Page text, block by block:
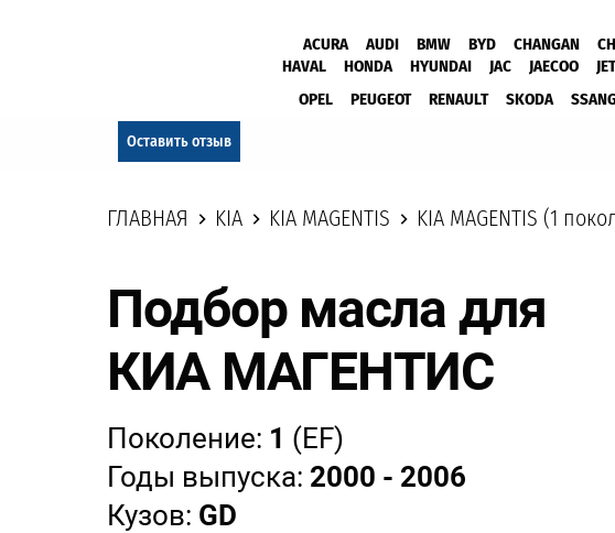
ACURA AUDI BMW BYD CHANGAN
HAVAL
HONDA HYUNDAI JAC JAECOO
OPEL
PEUGEOT RENAULT SKODA
Оставить отзыв
ГЛАВНАЯ KIA KIA MAGENTIS KIA MAGENTIS (1
Подбор масла для
КИА МАГЕНТИС
Поколение: 1 (EF)
Годы выпуска: 2000 - 2006
Кузов: GD